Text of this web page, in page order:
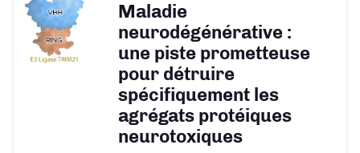
Maladie
neurodégénérative :
une piste prometteuse
pour détruire
spécifiquement les
agrégats protéiques
neurotoxiques